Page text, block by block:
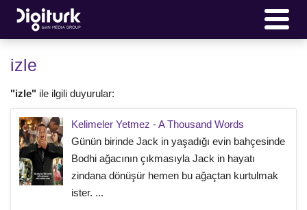
izle
"izle" ile ilgili duyurular:
Kelimeler Yetmez - A Thousand Words
Günün birinde Jack in yaşadığı evin bahçesinde
Bodhi ağacının çıkmasıyla Jack in hayatı
zindana dönüşür hemen bu ağaçtan kurtulmak
ister. ...